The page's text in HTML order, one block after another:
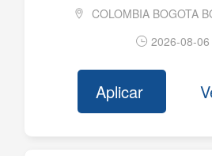
AJOVER DARNEL S.A.S.
ALBEDO S.A.S. E.S.P.
ALCAMPO COLOMBIA S.A.
COLOMBIA BOGOTA
2026-08-06
Aplicar